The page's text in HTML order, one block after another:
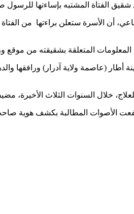
أن الأسرة ستعلن براءتها من
أطار (عاصمة ولاية آدرار) ورافقها